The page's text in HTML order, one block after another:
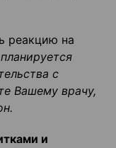
реакцию на
с
Вашему врачу,
и